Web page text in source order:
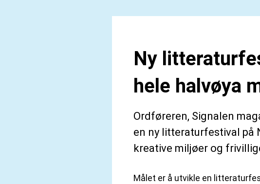
Ny
hele halvøya
Ordføreren, Signalen
en ny litteraturfestival på
kreative miljøer og
Målet er å utvikle en